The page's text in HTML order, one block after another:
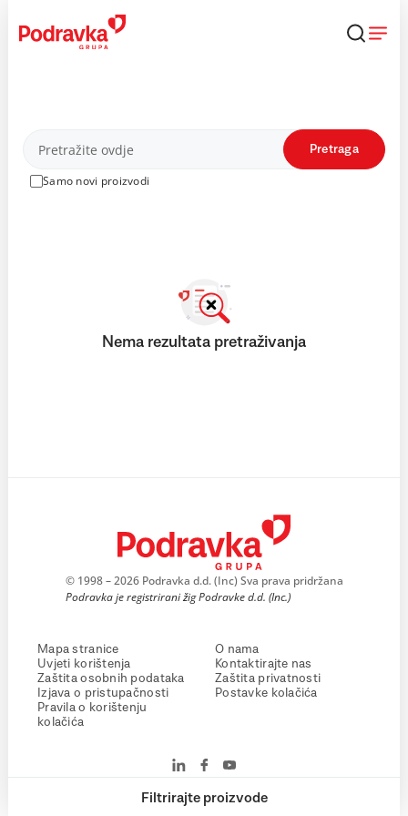
content
Proizvodi
Samo novi proizvodi
Pretraga
Filtrirajte proizvode
Nema rezultata pretraživanja
© 1998 – 2026 Podravka d.d. (Inc) Sva prava pridržana
Podravka je registrirani žig Podravke d.d. (Inc.)
Mapa stranice
Uvjeti korištenja
Zaštita osobnih podataka
Izjava o pristupačnosti
Pravila o korištenju
kolačića
O nama
Kontaktirajte nas
Zaštita privatnosti
Postavke kolačića